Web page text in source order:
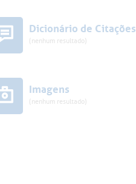
Dicionário de Citações
(nenhum resultado)
Imagens
(nenhum resultado)